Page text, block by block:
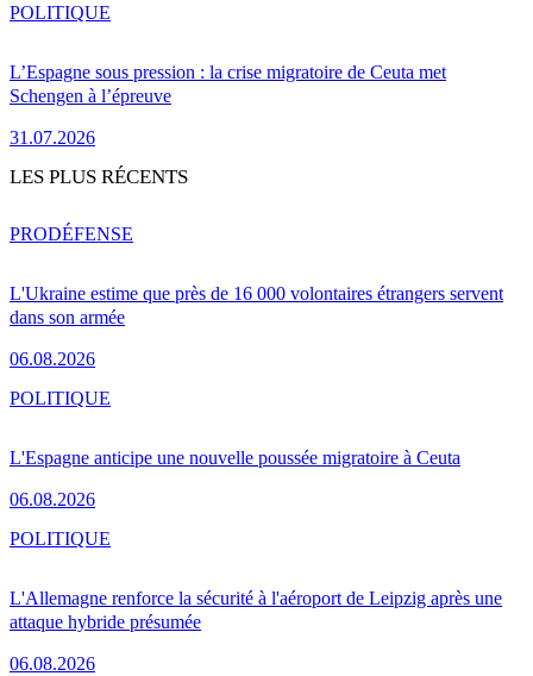
L’Espagne sous pression : la crise migratoire de Ceuta met
Schengen à l’épreuve
31.07.2026
POLITIQUE
LES PLUS RÉCENTS
L'Ukraine estime que près de 16 000 volontaires étrangers servent
dans son armée
06.08.2026
PRODÉFENSE
L'Espagne anticipe une nouvelle poussée migratoire à Ceuta
06.08.2026
POLITIQUE
L'Allemagne renforce la sécurité à l'aéroport de Leipzig après une
attaque hybride présumée
06.08.2026
POLITIQUE